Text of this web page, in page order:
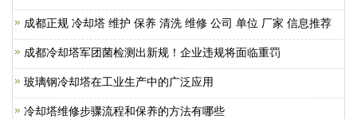
成都正规 冷却塔 维护 保养 清洗 维修 公司 单位 厂家 信息推荐
成都冷却塔军团菌检测出新规！企业违规将面临重罚
玻璃钢冷却塔在工业生产中的广泛应用
冷却塔维修步骤流程和保养的方法有哪些